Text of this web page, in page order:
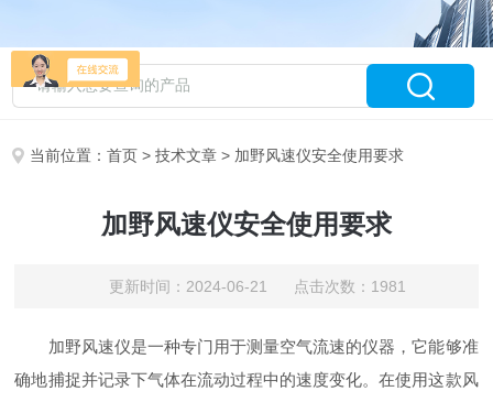
当前位置：首页 >技术文章 > 加野风速仪安全使用要求
加野风速仪安全使用要求
更新时间：2024-06-21 点击次数：1981
加野风速仪是一种专门用于测量空气流速的仪器，它能够准
确地捕捉并记录下气体在流动过程中的速度变化。在使用这款风